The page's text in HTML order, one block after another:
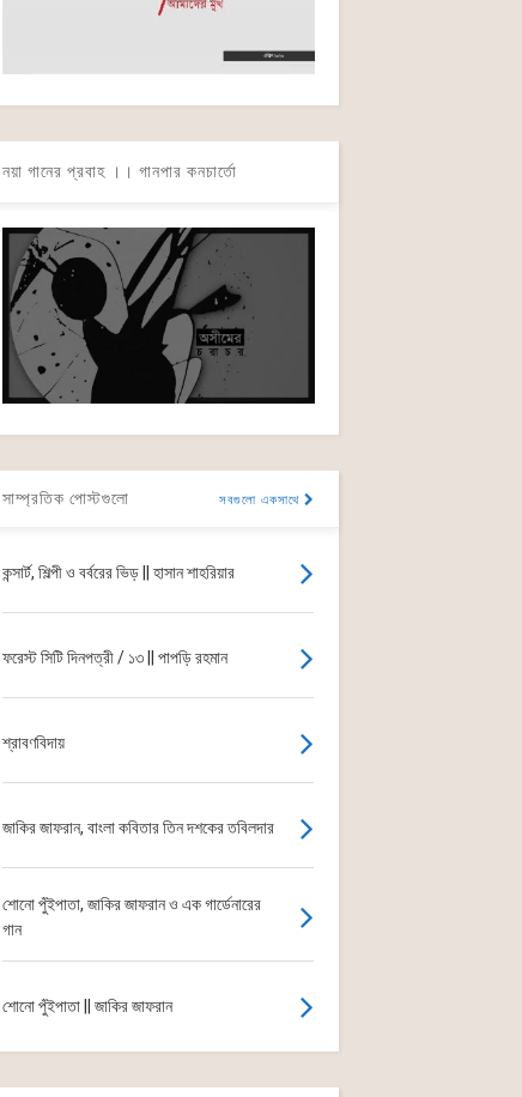
নয়া গানের প্রবাহ ।। গানপার কনচার্তো
সাম্প্রতিক পোস্টগুলো সবগুলো একসাথে
কন্সার্ট, শিল্পী ও বর্বরের ভিড় || হাসান শাহরিয়ার
ফরেস্ট সিটি দিনপত্রী / ১৩ || পাপড়ি রহমান
শ্রাবণবিদায়
জাকির জাফরান, বাংলা কবিতার তিন দশকের তবিলদার
শোনো পুঁইপাতা, জাকির জাফরান ও এক গার্ডেনারের
গান
শোনো পুঁইপাতা || জাকির জাফরান